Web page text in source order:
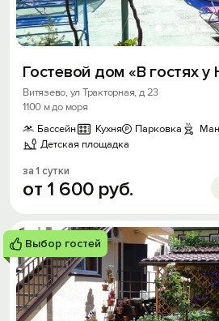
Гостевой дом «В гостях у
Витязево, ул Тракторная, д 23
1100 м до моря
Бассейн
Кухня Парковка
Детская площадка
за 1 сутки
от 1 600 руб.
Выбор гостей